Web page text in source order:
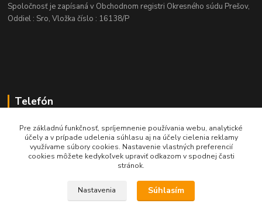
Spoločnosť je zapísaná v Obchodnom registri Okresného súdu Prešov,
Oddiel : Sro, Vložka číslo : 16138/P
Telefón
+421 905 622 625
obchod@nozeplus.sk
Pre základnú funkčnosť, spríjemnenie používania webu, analytické
účely a v prípade udelenia súhlasu aj na účely cielenia reklamy
využívame súbory cookies. Nastavenie vlastných preferencií
cookies môžete kedykoľvek upraviť odkazom v spodnej časti
stránok.
Nastavenia Súhlasím